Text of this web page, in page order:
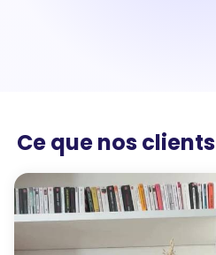
Ce que nos clients